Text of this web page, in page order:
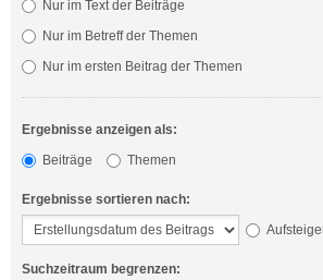
Nur im Text der Beiträge
Nur im Betreff der Themen
Nur im ersten Beitrag der Themen
Ergebnisse anzeigen als:
Beiträge
Themen
Ergebnisse sortieren nach:
Suchzeitraum begrenzen: